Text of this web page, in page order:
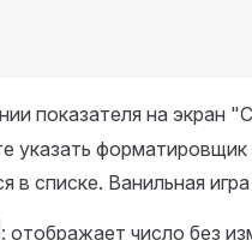
показателя на экран
указать
в списке. Ванильная
: отображает число без